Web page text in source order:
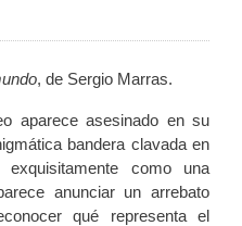
, de Sergio Marras.
aparece asesinado en su
bandera clavada en
como una
anunciar un arrebato
qué representa el